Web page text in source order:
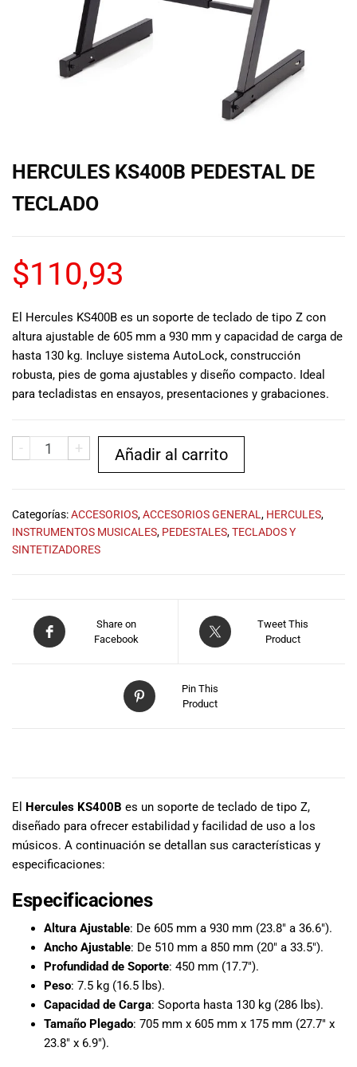
marcas del
mercado,
guitarras, bajos
amplificadores,
También
para satisfacer
todas las
necesidades
musicales.
Nuestro equipo
de expertos en
aquí para
ayudarte a
encontrar el
equipo de
audio
Además,
ofrecemos
competitivos y
promociones
física en Quito,
o haz tu
compra en
página web y
pedido en la
comodidad de
tu hogar.
¡Descubre el
mundo de la
música con
HERCULES KS400B PEDESTAL DE
TECLADO
$110,93
El Hercules KS400B es un soporte de teclado de tipo Z con
altura ajustable de 605 mm a 930 mm y capacidad de carga de
hasta 130 kg. Incluye sistema AutoLock, construcción
robusta, pies de goma ajustables y diseño compacto. Ideal
para tecladistas en ensayos, presentaciones y grabaciones.
- + Añadir al carrito
Categorías:ACCESORIOS,ACCESORIOS GENERAL , HERCULES,
INSTRUMENTOS MUSICALES, PEDESTALES,TECLADOS Y
SINTETIZADORES
Share on
Facebook
Tweet This
Product
Pin This
Product
El Hercules KS400B es un soporte de teclado de tipo Z,
diseñado para ofrecer estabilidad y facilidad de uso a los
músicos. A continuación se detallan sus características y
especificaciones:
Especificaciones
Altura Ajustable: De 605 mm a 930 mm (23.8″ a 36.6″).
Ancho Ajustable: De 510 mm a 850 mm (20″ a 33.5″).
Profundidad de Soporte: 450 mm (17.7″).
Peso: 7.5 kg (16.5 lbs).
Capacidad de Carga: Soporta hasta 130 kg (286 lbs).
Tamaño Plegado: 705 mm x 605 mm x 175 mm (27.7″ x
23.8″ x 6.9″).